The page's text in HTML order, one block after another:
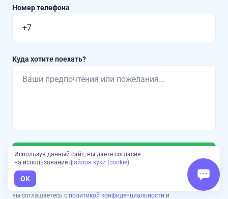
Номер телефона
Куда хотите поехать?
Отправить заявку
Нажимая на кнопку «Отправить заявку»,
вы соглашаетесь с политикой конфиденциальности и
Используя данный сайт, вы даете согласие
на использование файлов куки (cookie)
OK